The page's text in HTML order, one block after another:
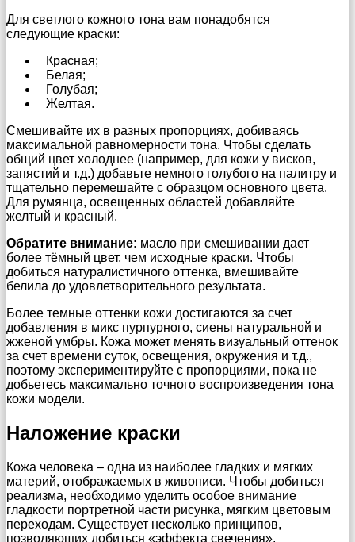
Для светлого кожного тона вам понадобятся
следующие краски:
Красная;
Белая;
Голубая;
Желтая.
Смешивайте их в разных пропорциях, добиваясь
максимальной равномерности тона. Чтобы сделать
общий цвет холоднее (например, для кожи у висков,
запястий и т.д.) добавьте немного голубого на палитру и
тщательно перемешайте с образцом основного цвета.
Для румянца, освещенных областей добавляйте
желтый и красный.
Обратите внимание: масло при смешивании дает
более тёмный цвет, чем исходные краски. Чтобы
добиться натуралистичного оттенка, вмешивайте
белила до удовлетворительного результата.
Более темные оттенки кожи достигаются за счет
добавления в микс пурпурного, сиены натуральной и
жженой умбры. Кожа может менять визуальный оттенок
за счет времени суток, освещения, окружения и т.д.,
поэтому экспериментируйте с пропорциями, пока не
добьетесь максимально точного воспроизведения тона
кожи модели.
Наложение краски
Кожа человека – одна из наиболее гладких и мягких
материй, отображаемых в живописи. Чтобы добиться
реализма, необходимо уделить особое внимание
гладкости портретной части рисунка, мягким цветовым
переходам. Существует несколько принципов,
позволяющих добиться «эффекта свечения»,